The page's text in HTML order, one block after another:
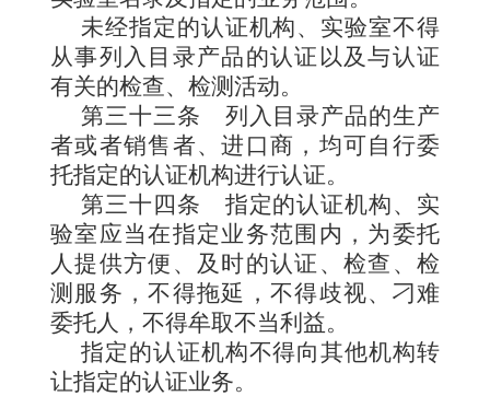
未经指定的认证机构、实验室不得
从事列入目录产品的认证以及与认证
有关的检查、检测活动。
第三十三条 列入目录产品的生产
者或者销售者、进口商，均可自行委
托指定的认证机构进行认证。
第三十四条 指定的认证机构、实
验室应当在指定业务范围内，为委托
人提供方便、及时的认证、检查、检
测服务，不得拖延，不得歧视、刁难
委托人，不得牟取不当利益。
指定的认证机构不得向其他机构转
让指定的认证业务。